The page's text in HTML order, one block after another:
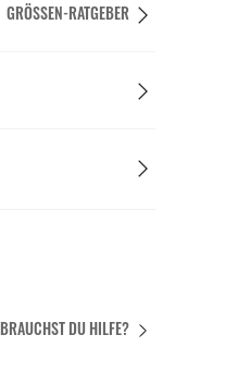
GRÖSSEN-RATGEBER
BRAUCHST DU HILFE?